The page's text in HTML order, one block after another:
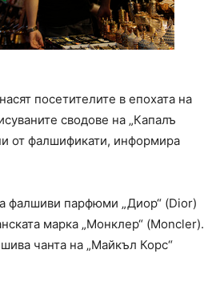
посетителите в епохата на
сводове на „Капалъ
от фалшификати, информира
фалшиви парфюми „Диор“ (Dior)
марка „Монклер“ (Moncler).
чанта на „Майкъл Корс“